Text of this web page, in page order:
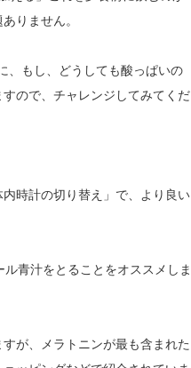
りません。
、もし、どうしても酸っぱいの
ので、チャレンジしてみてくだ
時計の切り替え」で、より良い
青汁をとることをオススメしま
が、メラトニンが最も含まれた